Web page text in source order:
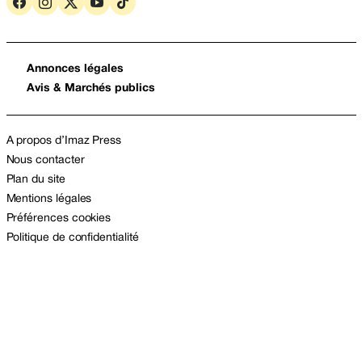
Annonces légales
Avis & Marchés publics
A propos d’Imaz Press
Nous contacter
Plan du site
Mentions légales
Préférences cookies
Politique de confidentialité